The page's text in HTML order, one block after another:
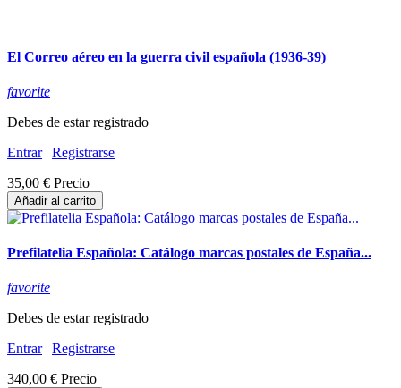
El Correo aéreo en la guerra civil española (1936-39)
favorite
Debes de estar registrado
Entrar| Registrarse
35,00 € Precio
Añadir al carrito
Prefilatelia Española: Catálogo marcas postales de España...
favorite
Debes de estar registrado
Entrar| Registrarse
340,00 € Precio